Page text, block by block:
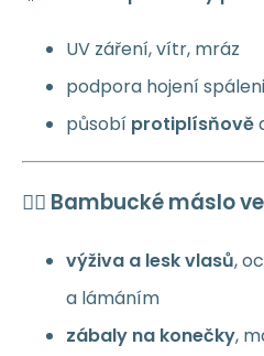
UV záření, vítr, mráz
podpora hojení
působí protiplísňově
💇‍♀️ Bambucké máslo
výživa a lesk vlasů,
a lámáním
zábaly na konečky,